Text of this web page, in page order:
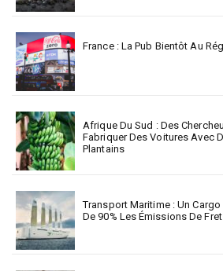
France : La Pub Bientôt Au
Afrique Du Sud : Des
Fabriquer Des Voitures Avec
Plantains
Transport Maritime : Un
De 90% Les Émissions De Fret